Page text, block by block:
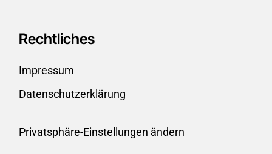
Rechtliches
Impressum
Datenschutzerklärung
Privatsphäre-Einstellungen ändern